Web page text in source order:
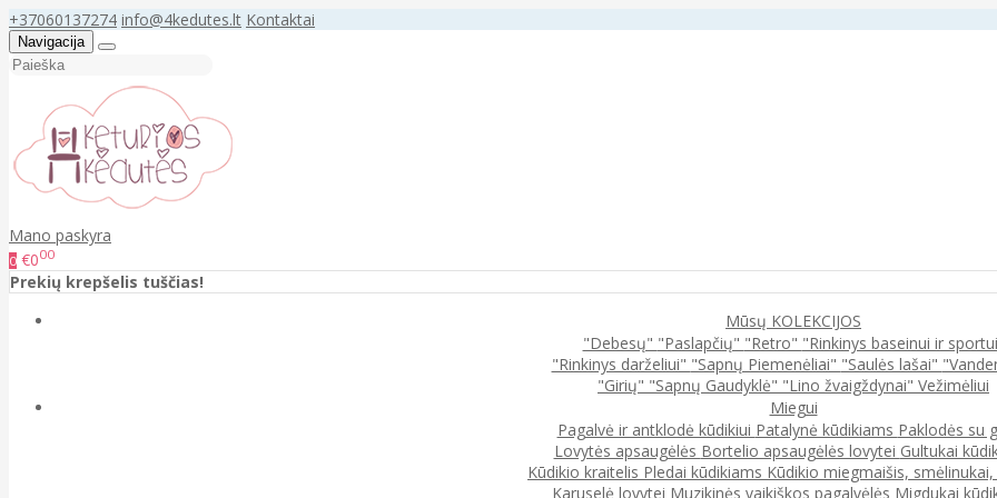
+37060137274 info@4kedutes.lt Kontaktai
Navigacija
Mano paskyra
0 €000
Prekių krepšelis tuščias!
Mūsų KOLEKCIJOS
"Debesų" "Paslapčių" "Retro" "Rinkinys baseinui ir
"Rinkinys darželiui" "Sapnų Piemenėliai" "Saulės lašai"
"Girių" "Sapnų Gaudyklė" "Lino žvaigždynai" Vežimėliui
Miegui
Pagalvė ir antklodė kūdikiui Patalynė kūdikiams Paklodės su
Lovytės apsaugėlės Bortelio apsaugėlės lovytei Gultukai
Kūdikio kraitelis Pledai kūdikiams Kūdikio miegmaišis,
Karuselė lovytei Muzikinės vaikiškos pagalvėlės Migdukai